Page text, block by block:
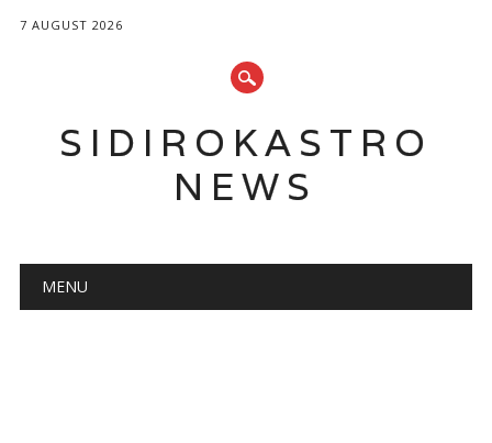
7 AUGUST 2026
SIDIROKASTRO
NEWS
Main menu
MENU